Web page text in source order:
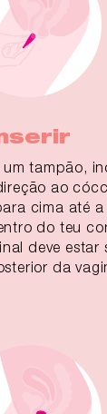
tampão,
ao
cima até a
do teu
deve estar
da